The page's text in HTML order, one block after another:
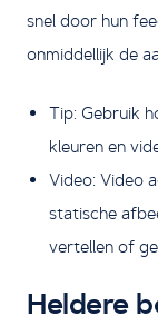
snel door hun
onmiddellijk de
Tip: Gebruik
kleuren en
Video: Video
statische
vertellen of
Heldere